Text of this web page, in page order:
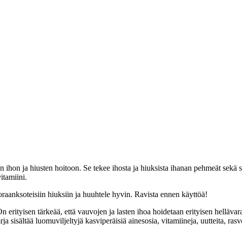
ja hiusten hoitoon. Se tekee ihosta ja hiuksista ihanan pehmeät sekä
hiuksiin ja huuhtele hyvin. Ravista ennen käyttöä!
tärkeää, että vauvojen ja lasten ihoa hoidetaan erityisen
sisältää luomuviljeltyjä kasviperäisiä ainesosia, vitamiineja, uutteita,